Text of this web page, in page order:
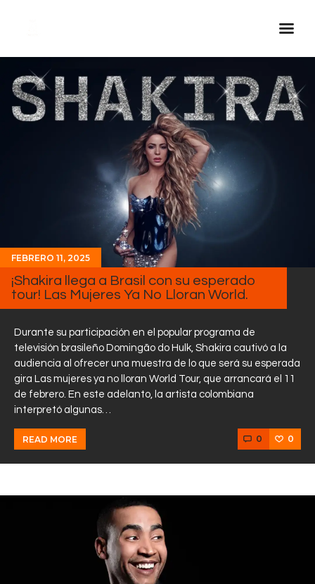
Inicio Real FM
Streaming
Descarga La APP
Programas
Noticias
Sobre Nosotros
Contactos
FEBRERO 11, 2025
¡Shakira llega a Brasil con su esperado
tour! Las Mujeres Ya No Lloran World.
Durante su participación en el popular programa de
televisión brasileño Domingão do Hulk, Shakira cautivó a la
audiencia al ofrecer una muestra de lo que será su esperada
gira Las mujeres ya no lloran World Tour, que arrancará el 11
de febrero. En este adelanto, la artista colombiana
interpretó algunas…
READ MORE 0 0